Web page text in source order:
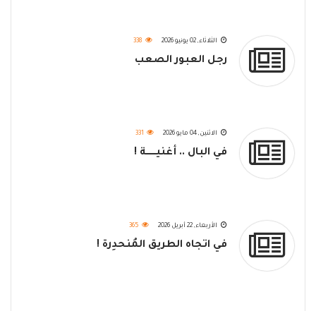
الثلاثاء, 02 يونيو 2026 338
رجل العبور الصعب
الاثنين, 04 مايو 2026 331
في البال .. أغنيـــــــة !
الأربعاء, 22 أبريل 2026 365
في اتجاه الطريق المُنحدِرة !